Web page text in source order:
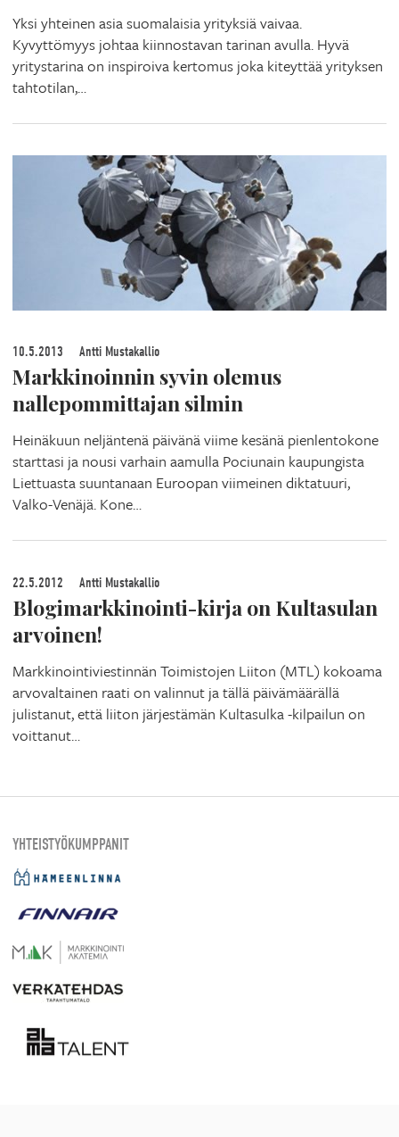
Yksi yhteinen asia suomalaisia yrityksiä vaivaa.
Kyvyttömyys johtaa kiinnostavan tarinan avulla. Hyvä
yritystarina on inspiroiva kertomus joka kiteyttää yrityksen
tahtotilan,…
10.5.2013 Antti Mustakallio
Markkinoinnin syvin olemus
nallepommittajan silmin
Heinäkuun neljäntenä päivänä viime kesänä pienlentokone
starttasi ja nousi varhain aamulla Pociunain kaupungista
Liettuasta suuntanaan Euroopan viimeinen diktatuuri,
Valko-Venäjä. Kone…
22.5.2012 Antti Mustakallio
Blogimarkkinointi-kirja on Kultasulan
arvoinen!
Markkinointiviestinnän Toimistojen Liiton (MTL) kokoama
arvovaltainen raati on valinnut ja tällä päivämäärällä
julistanut, että liiton järjestämän Kultasulka -kilpailun on
voittanut…
YHTEISTYÖKUMPPANIT